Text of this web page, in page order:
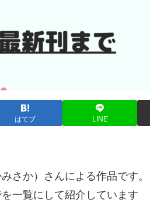
はてブ LINE
さか）さんによる作品です。
一覧にして紹介しています